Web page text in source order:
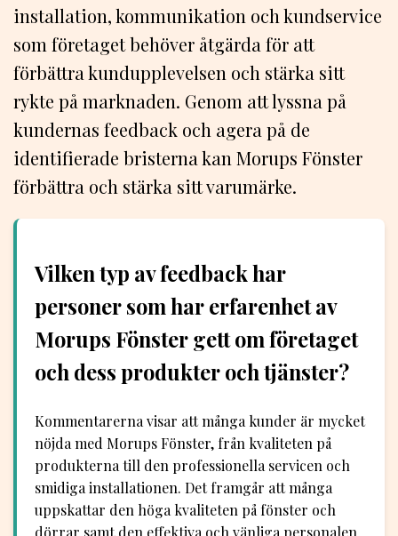
installation, kommunikation och kundservice
som företaget behöver åtgärda för att
förbättra kundupplevelsen och stärka sitt
rykte på marknaden. Genom att lyssna på
kundernas feedback och agera på de
identifierade bristerna kan Morups Fönster
förbättra och stärka sitt varumärke.
Vilken typ av feedback har
personer som har erfarenhet av
Morups Fönster gett om företaget
och dess produkter och tjänster?
Kommentarerna visar att många kunder är mycket
nöjda med Morups Fönster, från kvaliteten på
produkterna till den professionella servicen och
smidiga installationen. Det framgår att många
uppskattar den höga kvaliteten på fönster och
dörrar samt den effektiva och vänliga personalen